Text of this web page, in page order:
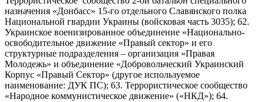
назначения «Донбасс» 15-го отдельного Славянского полка
Национальной гвардии Украины (войсковая часть 3035); 62.
Украинское военизированное объединение «Национально-
освободительное движение «Правый сектор» и его
структурные подразделения – организация «Правая
Молодежь» и объединение «Добровольческий Украинский
Корпус «Правый Сектор» (другое используемое
наименование: ДУК ПС); 63. Террористическое сообщество
«Народное коммунистическое движение» («НКД»); 64.